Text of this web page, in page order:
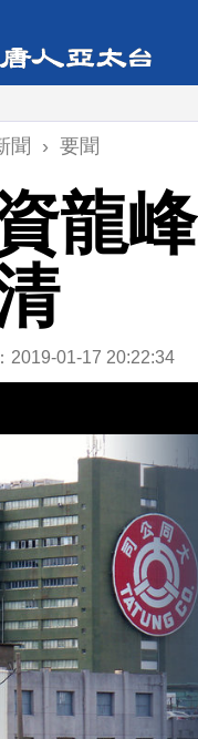
聞 › 要聞
龍
2019-01-17 20:22:34